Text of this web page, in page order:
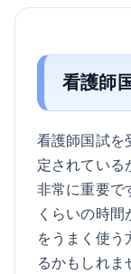
看護師
看護師国試を
定されている
非常に重要で
くらいの時
をうまく使う
るかもしれま